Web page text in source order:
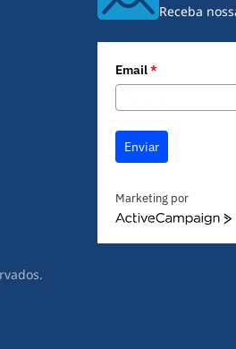
Receba
Email*
Enviar
Marketing por
A